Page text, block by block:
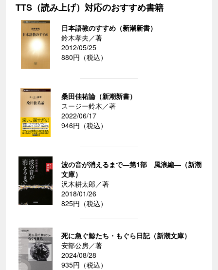
TTS（読み上げ）対応のおすすめ書籍
日本語教のすすめ（新潮新書）
鈴木孝夫／著
2012/05/25
880円（税込）
桑田佳祐論（新潮新書）
スージー鈴木／著
2022/06/17
946円（税込）
波の音が消えるまで―第1部 風浪編―（新潮
文庫）
沢木耕太郎／著
2018/01/26
825円（税込）
死に急ぐ鯨たち・もぐら日記（新潮文庫）
安部公房／著
2024/08/28
935円（税込）